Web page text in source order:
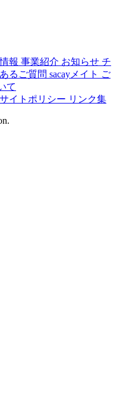
報 事業紹介 お知らせ チ
るご質問 sacayメイト ご
て
サイトポリシー リンク集